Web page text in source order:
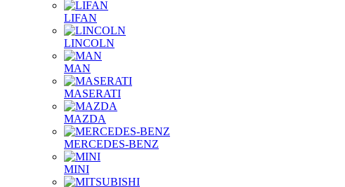
LIFAN
LINCOLN
MAN
MASERATI
MAZDA
MERCEDES-BENZ
MINI